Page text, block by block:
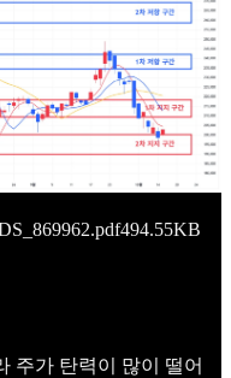
494.55KB
주가 탄력이 많이 떨어